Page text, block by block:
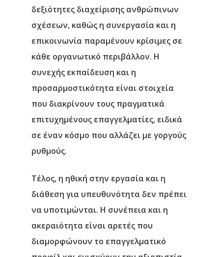
δεξιότητες διαχείρισης ανθρώπινων
σχέσεων, καθώς η συνεργασία και η
επικοινωνία παραμένουν κρίσιμες σε
κάθε οργανωτικό περιβάλλον. Η
συνεχής εκπαίδευση και η
προσαρμοστικότητα είναι στοιχεία
που διακρίνουν τους πραγματικά
επιτυχημένους επαγγελματίες, ειδικά
σε έναν κόσμο που αλλάζει με γοργούς
ρυθμούς.
Τέλος, η ηθική στην εργασία και η
διάθεση για υπευθυνότητα δεν πρέπει
να υποτιμώνται. Η συνέπεια και η
ακεραιότητα είναι αρετές που
διαμορφώνουν το επαγγελματικό